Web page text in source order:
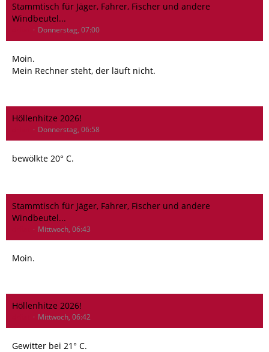
Stammtisch für Jäger, Fahrer, Fischer und andere
Windbeutel...
Donnerstag, 07:00
Moin.
Mein Rechner steht, der läuft nicht.
Höllenhitze 2026!
Donnerstag, 06:58
bewölkte 20° C.
Stammtisch für Jäger, Fahrer, Fischer und andere
Windbeutel...
Mittwoch, 06:43
Moin.
Höllenhitze 2026!
Mittwoch, 06:42
Gewitter bei 21° C.